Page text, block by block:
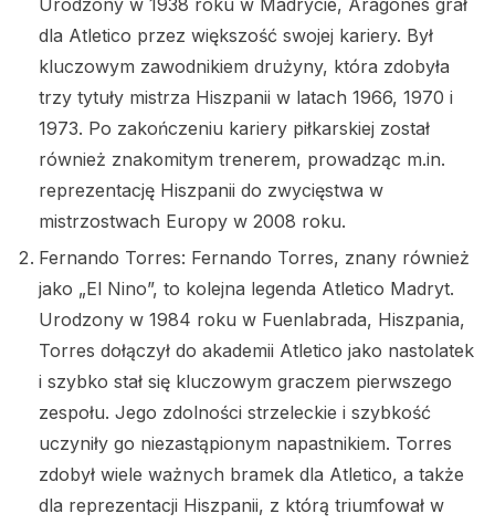
Urodzony w 1938 roku w Madrycie, Aragones grał
dla Atletico przez większość swojej kariery. Był
kluczowym zawodnikiem drużyny, która zdobyła
trzy tytuły mistrza Hiszpanii w latach 1966, 1970 i
1973. Po zakończeniu kariery piłkarskiej został
również znakomitym trenerem, prowadząc m.in.
reprezentację Hiszpanii do zwycięstwa w
mistrzostwach Europy w 2008 roku.
Fernando Torres: Fernando Torres, znany również
jako „El Nino”, to kolejna legenda Atletico Madryt.
Urodzony w 1984 roku w Fuenlabrada, Hiszpania,
Torres dołączył do akademii Atletico jako nastolatek
i szybko stał się kluczowym graczem pierwszego
zespołu. Jego zdolności strzeleckie i szybkość
uczyniły go niezastąpionym napastnikiem. Torres
zdobył wiele ważnych bramek dla Atletico, a także
dla reprezentacji Hiszpanii, z którą triumfował w